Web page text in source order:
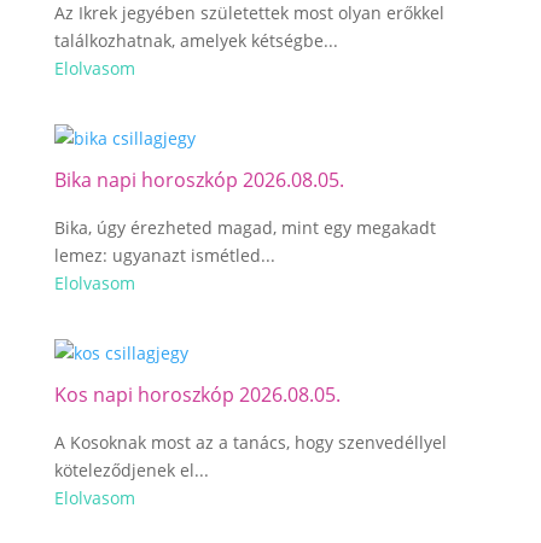
Az Ikrek jegyében születettek most olyan erőkkel
találkozhatnak, amelyek kétségbe...
Elolvasom
Bika napi horoszkóp 2026.08.05.
Bika, úgy érezheted magad, mint egy megakadt
lemez: ugyanazt ismétled...
Elolvasom
Kos napi horoszkóp 2026.08.05.
A Kosoknak most az a tanács, hogy szenvedéllyel
köteleződjenek el...
Elolvasom